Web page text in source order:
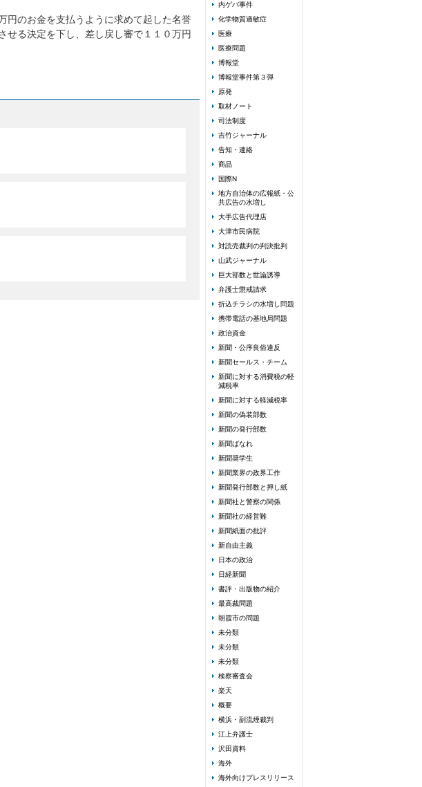
円のお金を支払うように求めて起した名誉
せる決定を下し、差し戻し審で１１０万円
内ゲバ事件
化学物質過敏症
医療
医療問題
博報堂
博報堂事件第３弾
原発
取材ノート
司法制度
吉竹ジャーナル
告知・連絡
商品
国際N
地方自治体の広報紙・公
共広告の水増し
大手広告代理店
大津市民病院
対読売裁判の判決批判
山武ジャーナル
巨大部数と世論誘導
弁護士懲戒請求
折込チラシの水増し問題
携帯電話の基地局問題
政治資金
新聞・公序良俗違反
新聞セールス・チーム
新聞に対する消費税の軽
減税率
新聞に対する軽減税率
新聞の偽装部数
新聞の発行部数
新聞ばなれ
新聞奨学生
新聞業界の政界工作
新聞発行部数と押し紙
新聞社と警察の関係
新聞社の経営難
新聞紙面の批評
新自由主義
日本の政治
日経新聞
書評・出版物の紹介
最高裁問題
朝霞市の問題
未分類
未分類
未分類
検察審査会
楽天
概要
横浜・副流煙裁判
江上弁護士
沢田資料
海外
海外向けプレスリリース